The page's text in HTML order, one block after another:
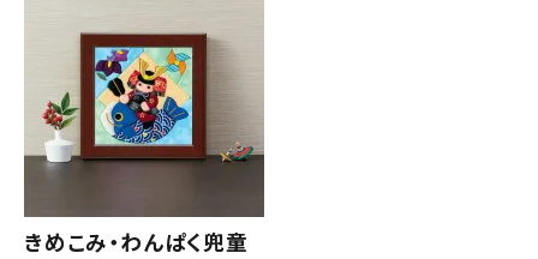
診断チャート
ジャンルで選ぶ
レビューを見る
コーポレートサイト
きめこみ・わんぱく兜童